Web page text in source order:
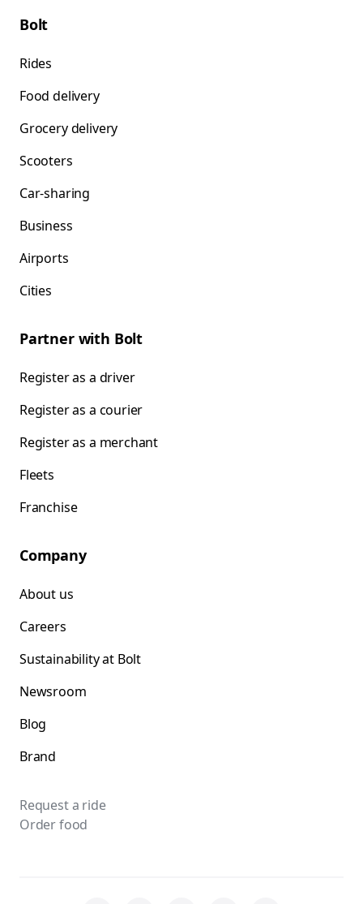
Bolt
Rides
Food delivery
Grocery delivery
Scooters
Car-sharing
Business
Airports
Cities
Partner with Bolt
Register as a driver
Register as a courier
Register as a merchant
Fleets
Franchise
Company
About us
Careers
Sustainability at Bolt
Newsroom
Blog
Brand
Request a ride
Order food